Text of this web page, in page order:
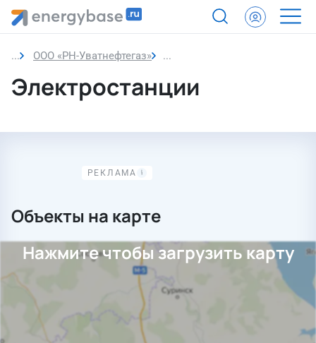
ООО «РН-Уватнефтегаз» Электростанции
Электростанции
Объекты на карте
Нажмите чтобы загрузить карту